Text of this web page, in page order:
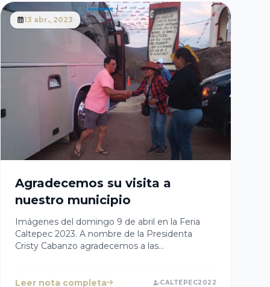
Gobierno Municipal de Caltepec. También
estuvo presente el Licenciado Hugo Guarneros,
Delegado de Gobernación, en representación
del Secretario de Gobernación. Seguiremos
trabajando juntos para lograr una mejor calidad
de vida para todos. Enhorabuena
13 abr., 2023
Agradecemos su visita a
nuestro municipio
Imágenes del domingo 9 de abril en la Feria
Caltepec 2023. A nombre de la Presidenta
Cristy Cabanzo agradecemos a las
Infantil-Juvenil Coyotepec y al Ballet Folklórico
Leer nota completa CALTEPEC2022